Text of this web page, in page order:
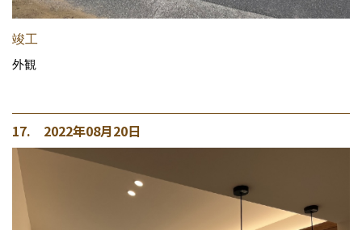
竣工
外観
17. 2022年08月20日